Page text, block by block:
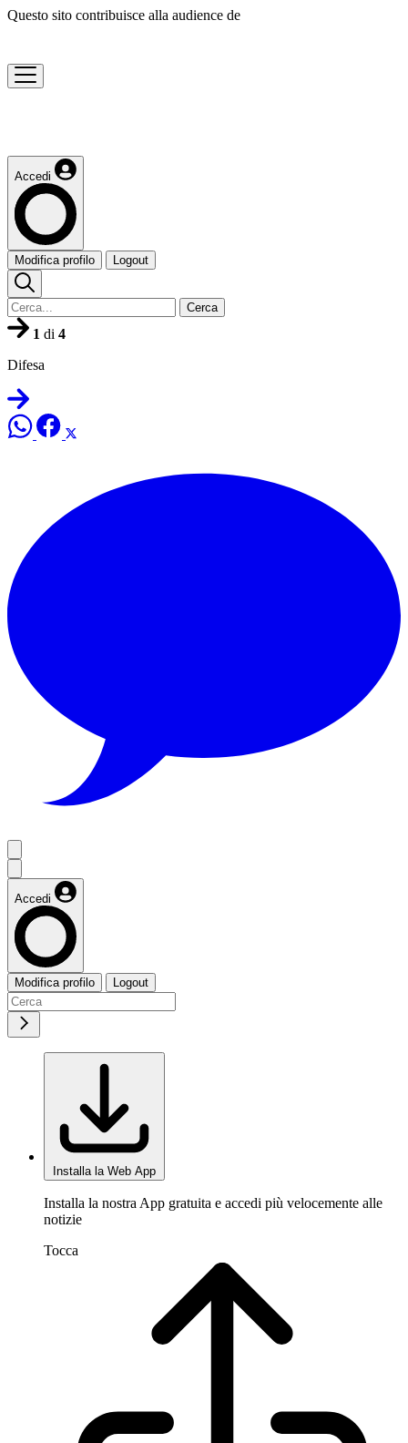
Questo sito contribuisce alla audience de
Accedi
Modifica profilo Logout
Cerca
1 di 4
Difesa
Accedi
Modifica profilo Logout
Installa la Web App
Installa la nostra App gratuita e accedi più velocemente alle
notizie
Tocca